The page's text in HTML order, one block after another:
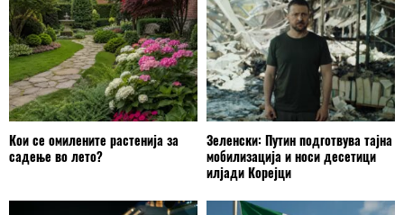
Кои се омилените растенија за
садење во лето?
Зеленски: Путин подготвува тајна
мобилизација и носи десетици
илјади Корејци